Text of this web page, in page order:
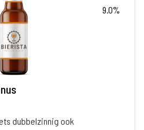
9.0%
dubbelzinnig ook